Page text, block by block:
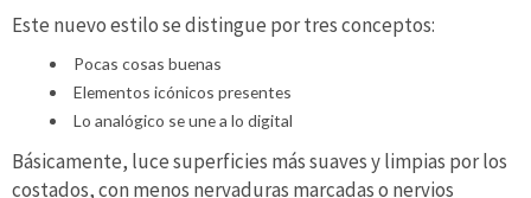
Este nuevo estilo se distingue por tres conceptos:
Pocas cosas buenas
Elementos icónicos presentes
Lo analógico se une a lo digital
Básicamente, luce superficies más suaves y limpias por los
costados, con menos nervaduras marcadas o nervios